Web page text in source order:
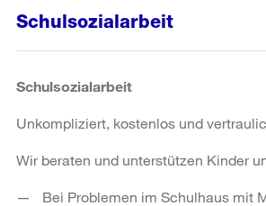
Schulsozialarbeit
Schulsozialarbeit
Unkompliziert, kostenlos und
Wir beraten und unterstützen Kinder
Bei Problemen im Schulhaus mit